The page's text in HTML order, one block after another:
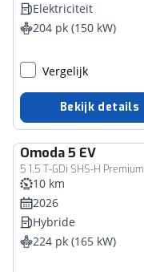
Elektriciteit
204 pk (150 kW)
Vergelijk
Bekijk details
Omoda5 EV
5 1.5 T-GDi SHS-H Premium
10 km
2026
Hybride
224 pk (165 kW)